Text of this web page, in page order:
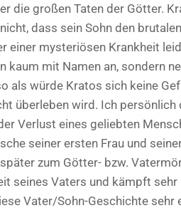
die großen Taten der Götter.
dass sein Sohn den
einer mysteriösen Krankheit
kaum mit Namen an, sondern
als würde Kratos sich keine
überleben wird. Ich
Verlust eines geliebten
seiner ersten Frau und
zum Götter- bzw.
seines Vaters und kämpft
Vater/Sohn-Geschichte